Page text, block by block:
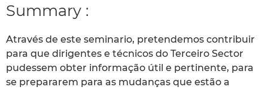
Summary :
Através de este seminario, pretendemos contribuir
para que dirigentes e técnicos do Terceiro Sector
pudessem obter informação útil e pertinente, para
se prepararem para as mudanças que estão a